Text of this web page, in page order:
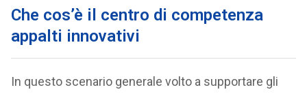
Che cos’è il centro di competenza
appalti innovativi
In questo scenario generale volto a supportare gli